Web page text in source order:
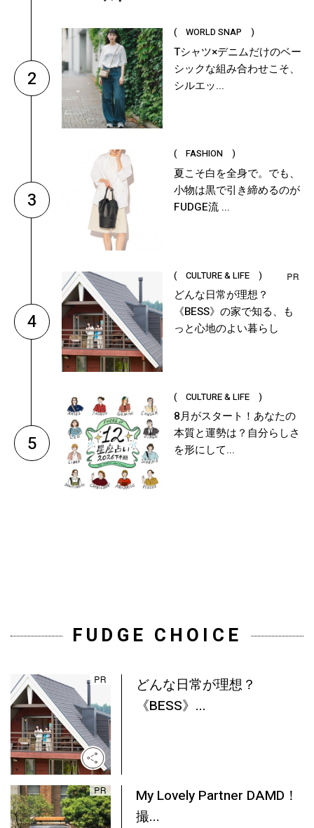
2
( WORLD SNAP )
Tシャツ×デニムだけのベー
シックな組み合わせこそ、
シルエッ...
3
( FASHION )
夏こそ白を全身で。でも、
小物は黒で引き締めるのが
FUDGE流 ...
4
( CULTURE & LIFE )
どんな日常が理想？
《BESS》の家で知る、も
っと心地のよい暮らし
5
( CULTURE & LIFE )
8月がスタート！あなたの
本質と運勢は？自分らしさ
を形にして...
FUDGE CHOICE
どんな日常が理想？
《BESS》...
My Lovely Partner DAMD！
撮...